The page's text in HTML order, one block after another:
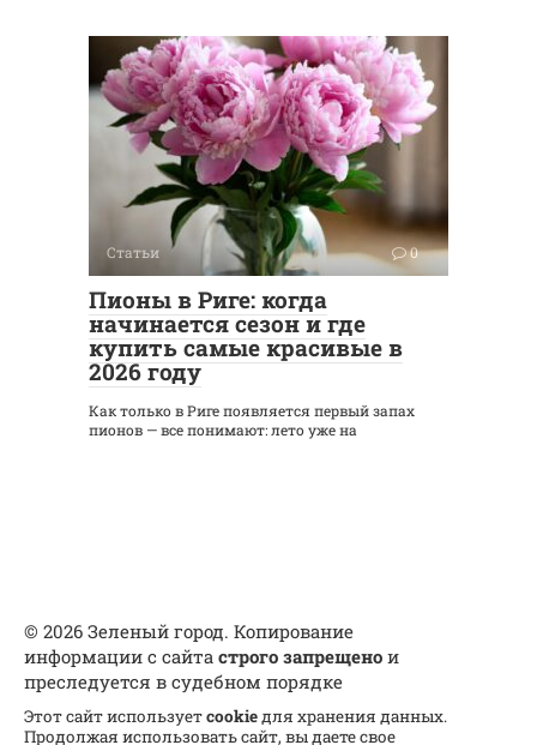
Статьи 0
Пионы в Риге: когда
начинается сезон и где
купить самые красивые в
2026 году
Как только в Риге появляется первый запах
пионов — все понимают: лето уже на
© 2026 Зеленый город. Копирование
информации с сайта строго запрещено и
преследуется в судебном порядке
Этот сайт используетcookieдля хранения данных.
Продолжая использовать сайт, вы даете свое